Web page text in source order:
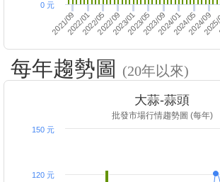
2022/01 2023/01 2024/01
2021/092022/052022/092023/052023/092024/052024/09
0 元
每年趨勢圖 (20年以來)
大蒜-蒜頭
批發市場行情趨勢圖 (每年)
120 元
150 元